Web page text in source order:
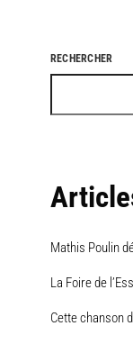
RECHERCHER
Mathis Poulin
La Foire de
Cette chanson